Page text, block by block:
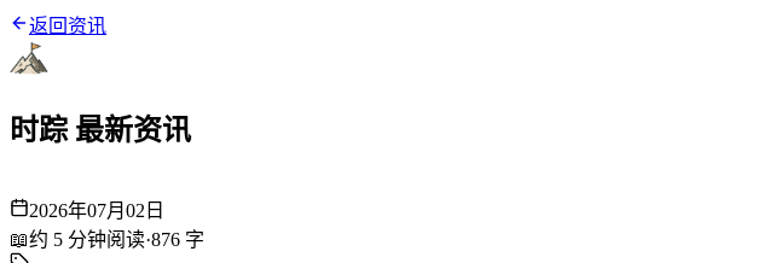
返回资讯
时踪 最新资讯
2026年07月02日
📖约 5 分钟阅读·876 字